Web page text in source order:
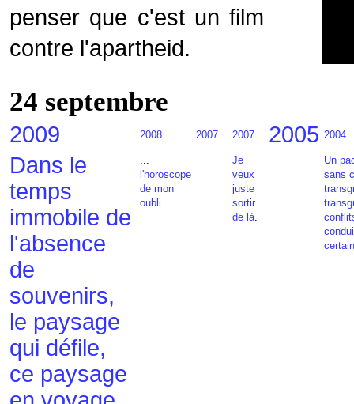
penser que c'est un film
contre l'apartheid.
24 septembre
2009 2008 2007 2007 2005 2004
Dans le
temps
immobile de
l'absence
de
souvenirs,
le paysage
qui défile,
ce paysage
...
l'horoscope
de mon
oubli.
Je
veux
juste
sortir
de là.
Un
sans